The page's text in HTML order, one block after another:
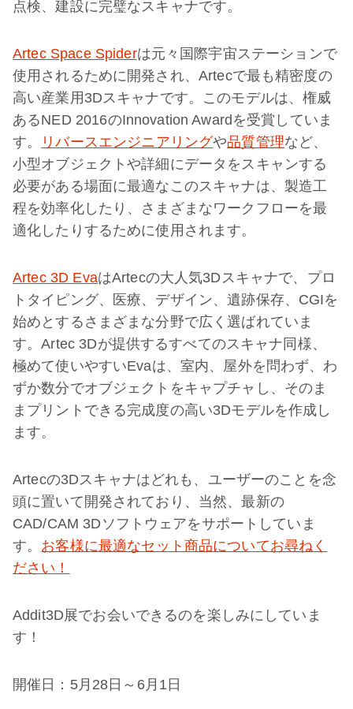
点検、建設に完璧なスキャナです。
Artec Space Spiderは元々国際宇宙ステーションで
使用されるために開発され、Artecで最も精密度の
高い産業用3Dスキャナです。このモデルは、権威
あるNED 2016のInnovation Awardを受賞していま
す。
リバースエンジニアリングや品質管理など、
小型オブジェクトや詳細にデータをスキャンする
必要がある場面に最適なこのスキャナは、製造工
程を効率化したり、さまざまなワークフローを最
適化したりするために使用されます。
Artec 3D EvaはArtecの大人気3Dスキャナで、プロ
トタイピング、医療、デザイン、遺跡保存、CGIを
始めとするさまざまな分野で広く選ばれていま
す。Artec 3Dが提供するすべてのスキャナ同様、
極めて使いやすいEvaは、室内、屋外を問わず、わ
ずか数分でオブジェクトをキャプチャし、そのま
まプリントできる完成度の高い3Dモデルを作成し
ます。
Artecの3Dスキャナはどれも、ユーザーのことを念
頭に置いて開発されており、当然、最新の
CAD/CAM 3Dソフトウェアをサポートしていま
す。 お客様に最適なセット商品についてお尋ねく
ださい！
Addit3D展でお会いできるのを楽しみにしていま
す！
開催日：5月28日～6月1日